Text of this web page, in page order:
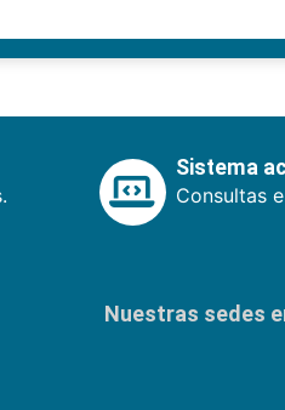
Sistema
Consultas
Nuestras sedes